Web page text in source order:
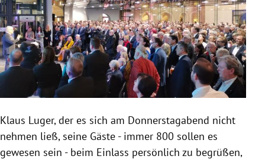
Klaus Luger, der es sich am Donnerstagabend nicht
nehmen ließ, seine Gäste - immer 800 sollen es
gewesen sein - beim Einlass persönlich zu begrüßen,